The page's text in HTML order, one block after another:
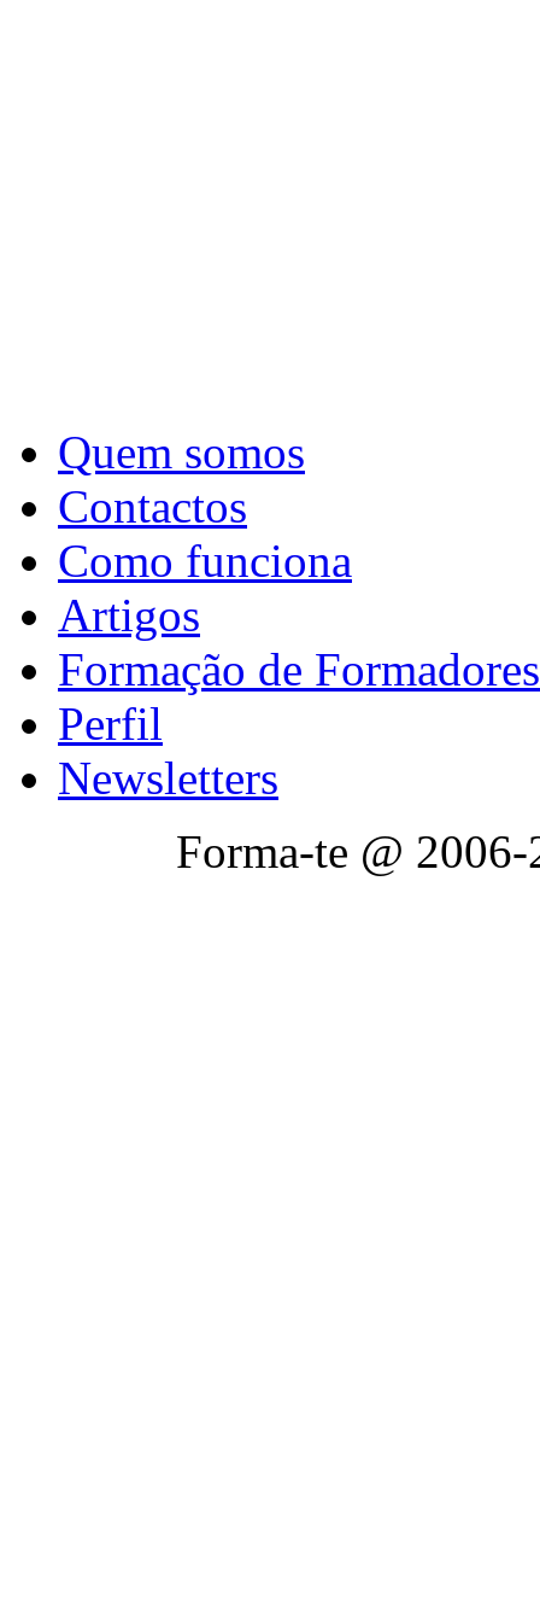
Quem somos
Contactos
Como funciona
Artigos
Formação de Formadores
Perfil
Newsletters
Forma-te @